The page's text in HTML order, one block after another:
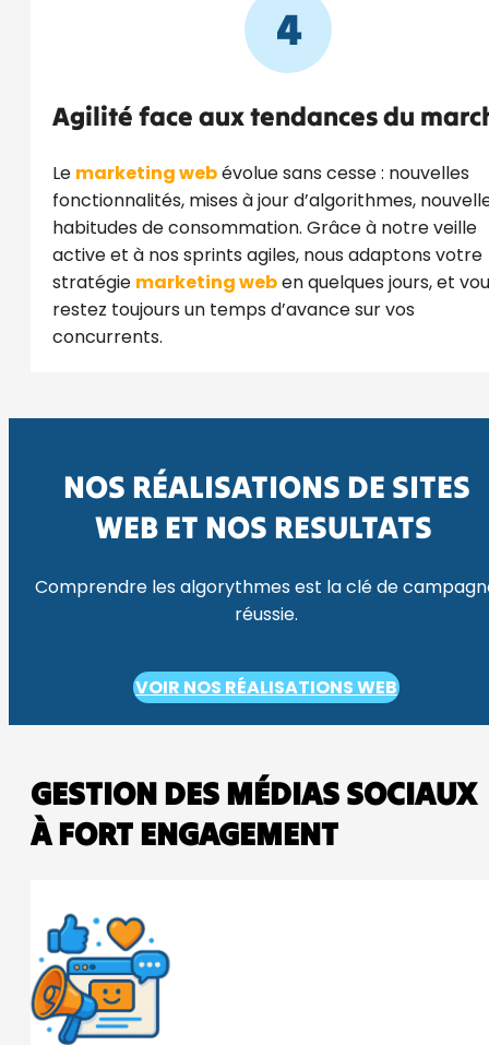
4
Agilité face aux tendances du
Le marketing webévolue sans cesse : nouvelles
fonctionnalités, mises à jour d’algorithmes,
habitudes de consommation. Grâce à notre veille
active et à nos sprints agiles, nous adaptons votre
stratégie marketing weben quelques jours, et
restez toujours un temps d’avance sur vos
concurrents.
NOS RÉALISATIONS DE SITES
WEB ET NOS RESULTATS
Comprendre les algorythmes est la clé de
réussie.
VOIR NOS RÉALISATIONS WEB
GESTION DES MÉDIAS SOCIAUX
À FORT ENGAGEMENT